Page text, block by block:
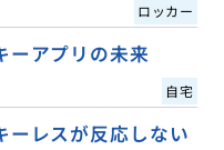
ロッカー
ーアプリの未来
自宅
ーレスが反応しない